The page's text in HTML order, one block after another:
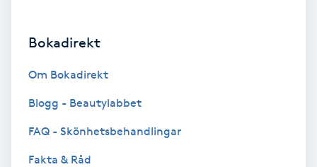
Kosmetisk tatuering
Kostrådgivning
Bokadirekt
Om Bokadirekt
Blogg - Beautylabbet
FAQ - Skönhetsbehandlingar
Fakta & Råd